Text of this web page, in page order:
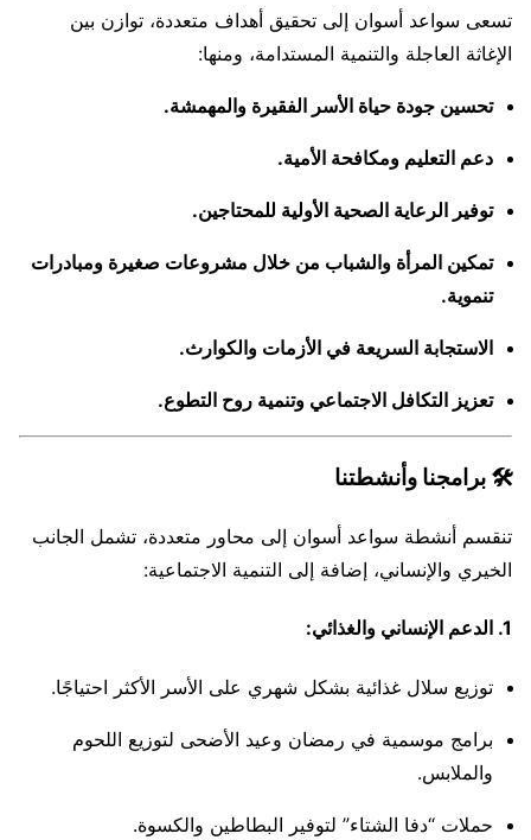
تسعى سواعد أسوان إلى تحقيق أهداف متعددة، توازن بين
الإغاثة العاجلة والتنمية المستدامة، ومنها:
تحسين جودة حياة الأسر الفقيرة والمهمشة.
دعم التعليم ومكافحة الأمية.
توفير الرعاية الصحية الأولية للمحتاجين.
تمكين المرأة والشباب من خلال مشروعات صغيرة ومبادرات
تنموية.
الاستجابة السريعة في الأزمات والكوارث.
تعزيز التكافل الاجتماعي وتنمية روح التطوع.
🛠️ برامجنا وأنشطتنا
تنقسم أنشطة سواعد أسوان إلى محاور متعددة، تشمل الجانب
الخيري والإنساني، إضافة إلى التنمية الاجتماعية:
1. الدعم الإنساني والغذائي:
توزيع سلال غذائية بشكل شهري على الأسر الأكثر احتياجًا.
برامج موسمية في رمضان وعيد الأضحى لتوزيع اللحوم
والملابس.
حملات “دفا الشتاء” لتوفير البطاطين والكسوة.